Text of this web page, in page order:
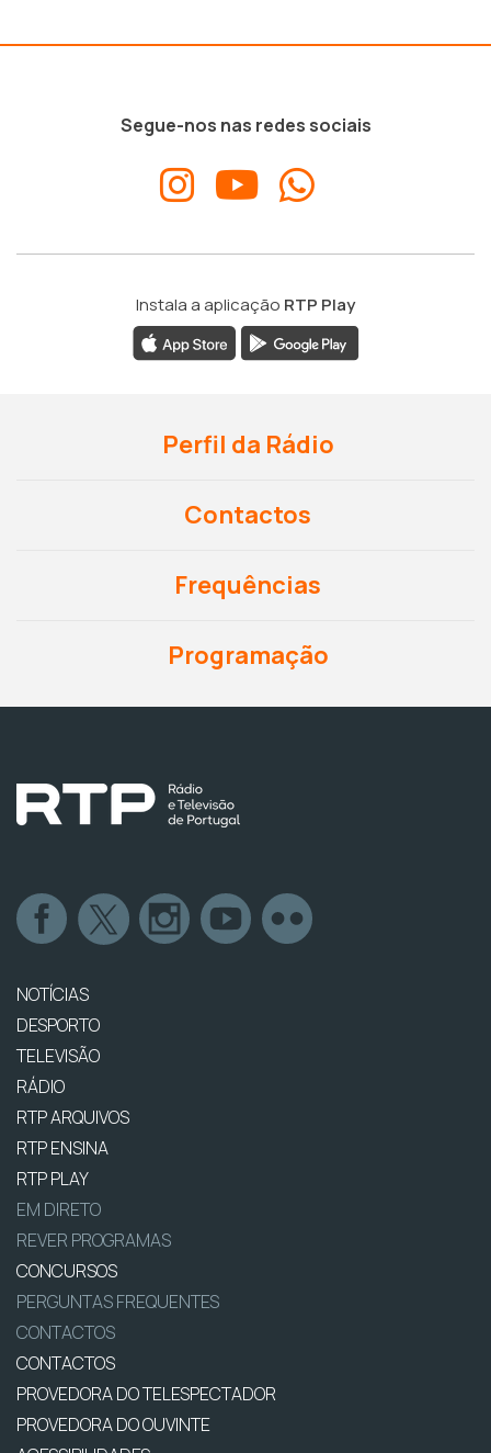
Segue-nos nas redes sociais
Instala a aplicação RTP Play
Perfil da Rádio
Contactos
Frequências
Programação
NOTÍCIAS
DESPORTO
TELEVISÃO
RÁDIO
RTP ARQUIVOS
RTP ENSINA
RTP PLAY
EM DIRETO
REVER PROGRAMAS
CONCURSOS
PERGUNTAS FREQUENTES
CONTACTOS
CONTACTOS
PROVEDORA DO TELESPECTADOR
PROVEDORA DO OUVINTE